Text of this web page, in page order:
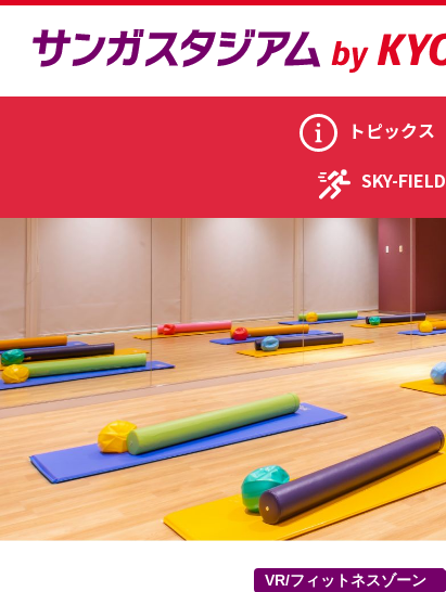
トピックス
SKY-FIELD
VR/フィットネスゾーン